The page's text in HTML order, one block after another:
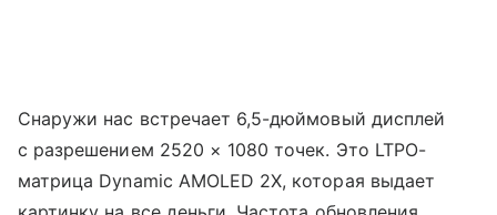
Снаружи нас встречает 6,5-дюймовый дисплей
с разрешением 2520 × 1080 точек. Это LTPO-
матрица Dynamic AMOLED 2X, которая выдает